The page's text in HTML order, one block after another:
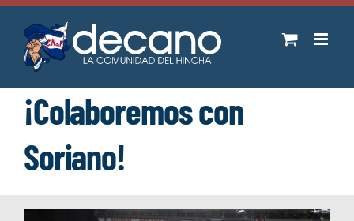
Saltar
contenido
¡Colaboremos con
Soriano!